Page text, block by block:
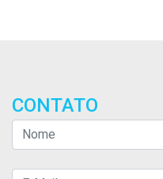
CONTATO